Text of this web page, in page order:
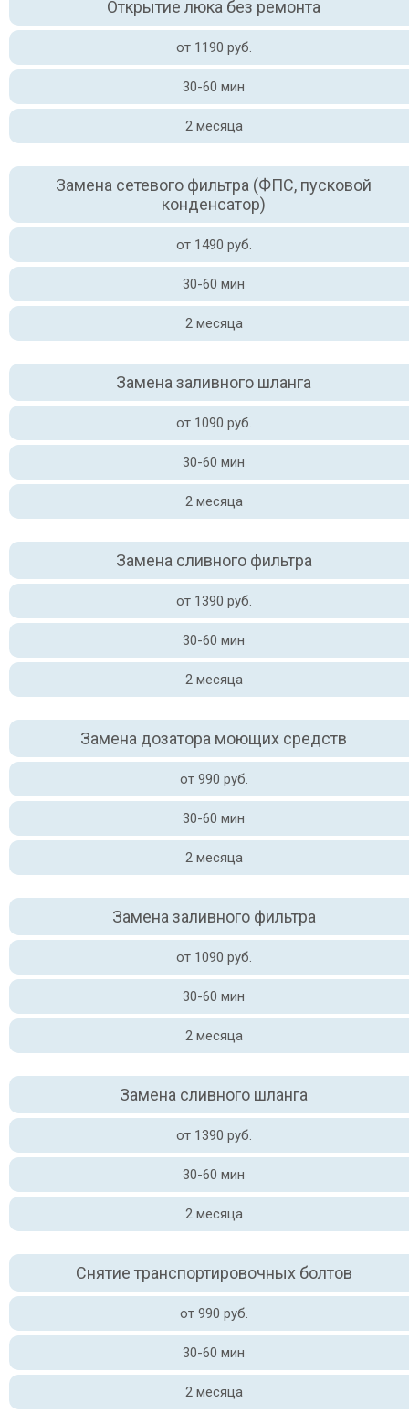
Открытие люка без ремонта
от 1190 руб.
30-60 мин
2 месяца
Замена сетевого фильтра (ФПС, пусковой
конденсатор)
от 1490 руб.
30-60 мин
2 месяца
Замена заливного шланга
от 1090 руб.
30-60 мин
2 месяца
Замена сливного фильтра
от 1390 руб.
30-60 мин
2 месяца
Замена дозатора моющих средств
от 990 руб.
30-60 мин
2 месяца
Замена заливного фильтра
от 1090 руб.
30-60 мин
2 месяца
Замена сливного шланга
от 1390 руб.
30-60 мин
2 месяца
Снятие транспортировочных болтов
от 990 руб.
30-60 мин
2 месяца